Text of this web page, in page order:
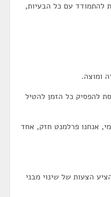
להתמודד עם כל הבעיות,
ומוצה.
להפסיק כל הזמן להטיל
אנחנו פרלמנט חזק, אחד
הצעות של שינוי מבני